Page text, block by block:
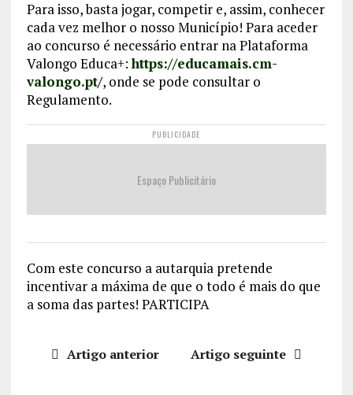
Para isso, basta jogar, competir e, assim, conhecer
cada vez melhor o nosso Município! Para aceder
ao concurso é necessário entrar na Plataforma
Valongo Educa+:https://educamais.cm-
valongo.pt/, onde se pode consultar o
Regulamento.
PUBLICIDADE
Espaço Publicitário
Com este concurso a autarquia pretende
incentivar a máxima de que o todo é mais do que
a soma das partes! PARTICIPA
Artigo anterior Artigo seguinte